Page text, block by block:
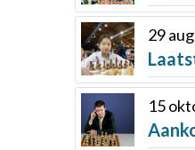
29
15